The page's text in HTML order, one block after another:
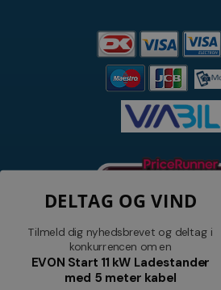
DELTAG OG VIND
Tilmeld dig nyhedsbrevet og deltag i
konkurrencen om en
EVON Start 11 kW Ladestander
med 5 meter kabel